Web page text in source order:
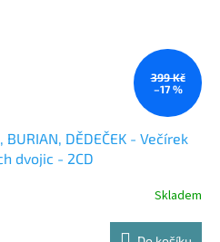
399 Kč
–17 %
BURIAN, DĚDEČEK - Večírek
dvojic - 2CD
Skladem